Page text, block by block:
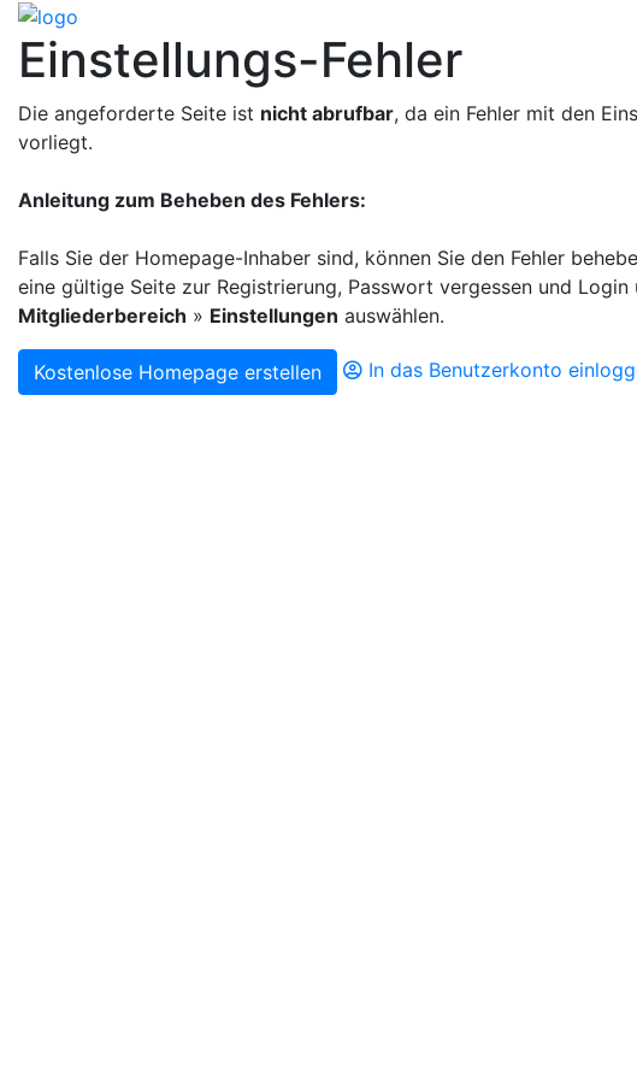
Einstellungs-Fehler
Die angeforderte Seite ist nicht abrufbar, da ein Fehler mit den
vorliegt.
Anleitung zum Beheben des Fehlers:
Falls Sie der Homepage-Inhaber sind, können Sie den Fehler
eine gültige Seite zur Registrierung, Passwort vergessen und Login
Mitgliederbereich » Einstellungen auswählen.
Kostenlose Homepage erstellen In das Benutzerkonto